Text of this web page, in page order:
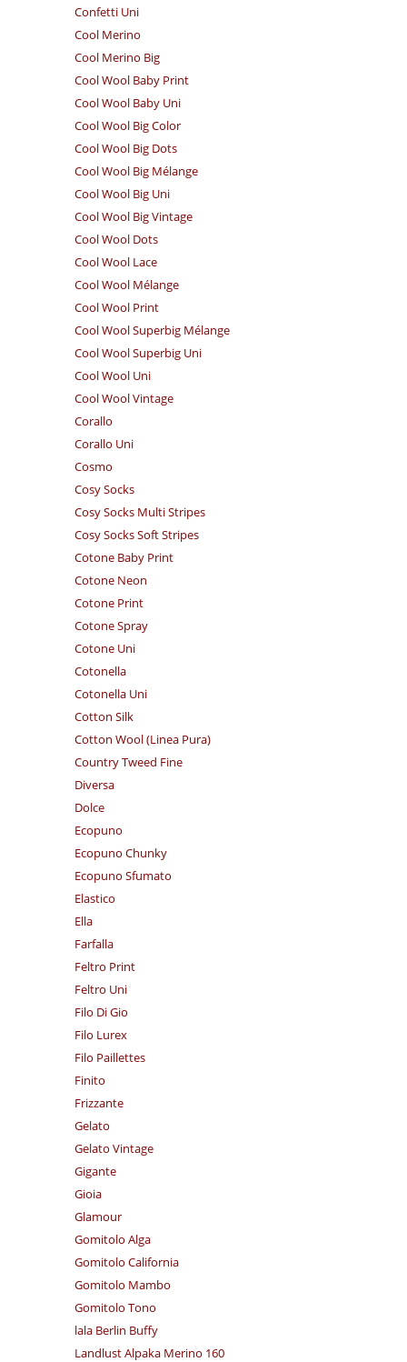
Confetti Uni
Cool Merino
Cool Merino Big
Cool Wool Baby Print
Cool Wool Baby Uni
Cool Wool Big Color
Cool Wool Big Dots
Cool Wool Big Mélange
Cool Wool Big Uni
Cool Wool Big Vintage
Cool Wool Dots
Cool Wool Lace
Cool Wool Mélange
Cool Wool Print
Cool Wool Superbig Mélange
Cool Wool Superbig Uni
Cool Wool Uni
Cool Wool Vintage
Corallo
Corallo Uni
Cosmo
Cosy Socks
Cosy Socks Multi Stripes
Cosy Socks Soft Stripes
Cotone Baby Print
Cotone Neon
Cotone Print
Cotone Spray
Cotone Uni
Cotonella
Cotonella Uni
Cotton Silk
Cotton Wool (Linea Pura)
Country Tweed Fine
Diversa
Dolce
Ecopuno
Ecopuno Chunky
Ecopuno Sfumato
Elastico
Ella
Farfalla
Feltro Print
Feltro Uni
Filo Di Gio
Filo Lurex
Filo Paillettes
Finito
Frizzante
Gelato
Gelato Vintage
Gigante
Gioia
Glamour
Gomitolo Alga
Gomitolo California
Gomitolo Mambo
Gomitolo Tono
lala Berlin Buffy
Landlust Alpaka Merino 160